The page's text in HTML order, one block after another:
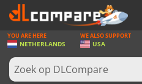
SPELLEN
GAME CARDS
YOU ARE HERE
NETHERLANDS
WE ALSO SUPPORT
USA